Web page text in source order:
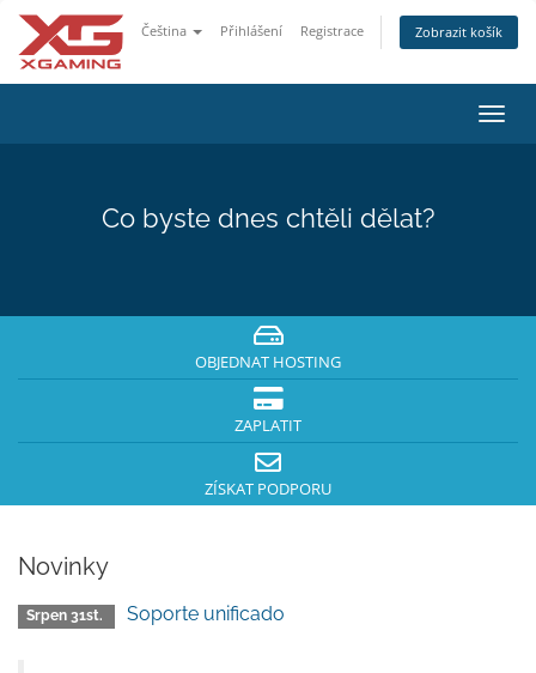
Čeština Přihlášení Registrace Zobrazit košík
Co byste dnes chtěli dělat?
OBJEDNAT HOSTING
ZAPLATIT
ZÍSKAT PODPORU
Novinky
Srpen 31st. Soporte unificado